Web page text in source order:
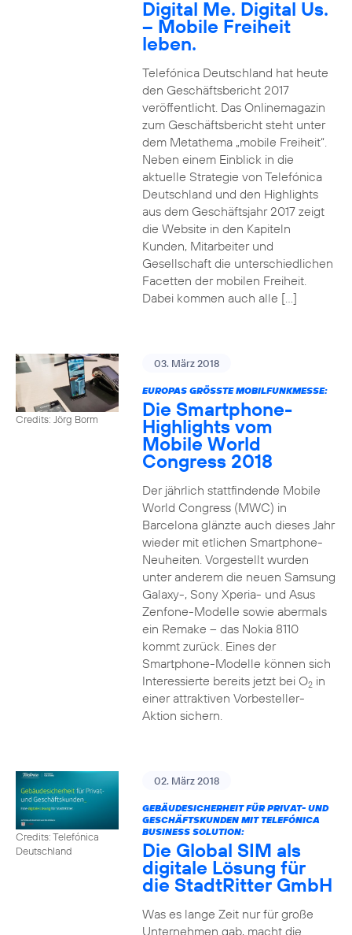
Digital Me. Digital Us.
– Mobile Freiheit
leben.
Telefónica Deutschland hat heute
den Geschäftsbericht 2017
veröffentlicht. Das Onlinemagazin
zum Geschäftsbericht steht unter
dem Metathema „mobile Freiheit“.
Neben einem Einblick in die
aktuelle Strategie von Telefónica
Deutschland und den Highlights
aus dem Geschäftsjahr 2017 zeigt
die Website in den Kapiteln
Kunden, Mitarbeiter und
Gesellschaft die unterschiedlichen
Facetten der mobilen Freiheit.
Dabei kommen auch alle […]
Credits: Jörg Borm
03. März 2018
EUROPAS GRÖSSTE MOBILFUNKMESSE:
Die Smartphone-
Highlights vom
Mobile World
Congress 2018
Der jährlich stattfindende Mobile
World Congress (MWC) in
Barcelona glänzte auch dieses Jahr
wieder mit etlichen Smartphone-
Neuheiten. Vorgestellt wurden
unter anderem die neuen Samsung
Galaxy-, Sony Xperia- und Asus
Zenfone-Modelle sowie abermals
ein Remake – das Nokia 8110
kommt zurück. Eines der
Smartphone-Modelle können sich
Interessierte bereits jetzt bei O2in
einer attraktiven Vorbesteller-
Aktion sichern.
Credits: Telefónica
Deutschland
02. März 2018
GEBÄUDESICHERHEIT FÜR PRIVAT- UND
GESCHÄFTSKUNDEN MIT TELEFÓNICA
BUSINESS SOLUTION:
Die Global SIM als
digitale Lösung für
die StadtRitter GmbH
Was es lange Zeit nur für große
Unternehmen gab, macht die